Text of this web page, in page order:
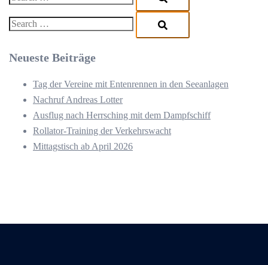
Search…
Neueste Beiträge
Tag der Vereine mit Entenrennen in den Seeanlagen
Nachruf Andreas Lotter
Ausflug nach Herrsching mit dem Dampfschiff
Rollator-Training der Verkehrswacht
Mittagstisch ab April 2026